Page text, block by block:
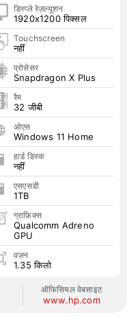
डिस्प्ले रेज़ल्यूशन
1920x1200 पिक्सल
Touchscreen
नहीं
प्रोसेसर
Snapdragon X Plus
रैम
32 जीबी
ओएस
Windows 11 Home
हार्ड डिस्क
नहीं
एसएसडी
1TB
ग्राफ़िक्स
Qualcomm Adreno
GPU
वज़न
1.35 किलो
ऑफिसियल वेबसाइट
www.hp.com